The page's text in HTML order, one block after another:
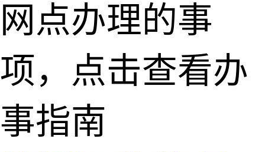
网点办理的事
项，点击查看办
事指南